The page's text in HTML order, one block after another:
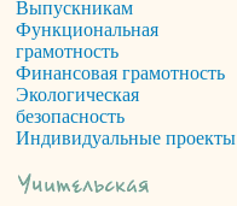
Выпускникам
Функциональная
грамотность
Финансовая грамотность
Экологическая
безопасность
Индивидуальные проекты